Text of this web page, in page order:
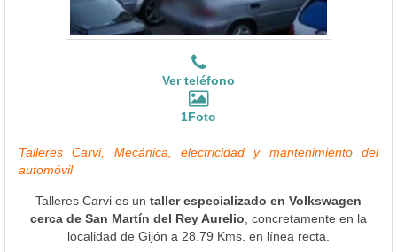
Ver teléfono
1Foto
Talleres Carvi, Mecánica, electricidad y mantenimiento del
automóvil
Talleres Carvi es un taller especializado en Volkswagen
cerca de San Martín del Rey Aurelio , concretamente en la
localidad de Gijón a 28.79 Kms. en línea recta.